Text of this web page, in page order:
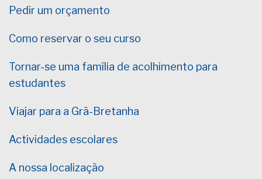
Pedir um orçamento
Como reservar o seu curso
Tornar-se uma família de acolhimento para
estudantes
Viajar para a Grã-Bretanha
Actividades escolares
A nossa localização